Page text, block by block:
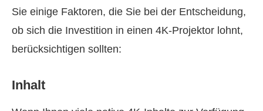
Sie einige Faktoren, die Sie bei der Entscheidung,
ob sich die Investition in einen 4K‑Projektor lohnt,
berücksichtigen sollten:
Inhalt